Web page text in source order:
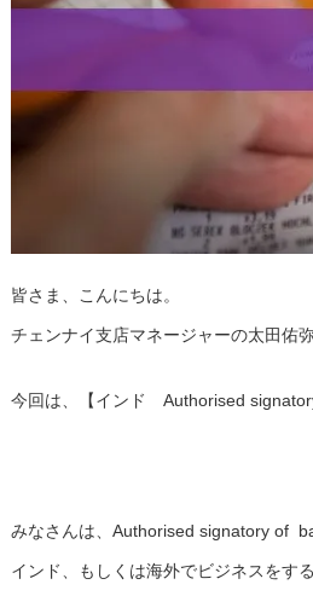
皆さま、こんにちは。
チェンナイ支店マネージャーの太田佑弥
今回は、【インド Authorised
みなさんは、Authorised signatory of
インド、もしくは海外でビジネスをす